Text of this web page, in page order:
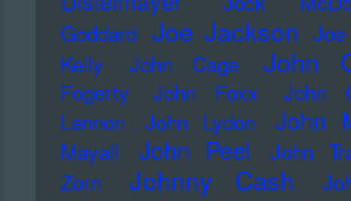
Goddard Joe Jackson
Kelly
John Cage John
Fogerty
John Foxx John
Lennon
John Lydon John
Mayall
John Peel John
Zorn
Johnny Cash